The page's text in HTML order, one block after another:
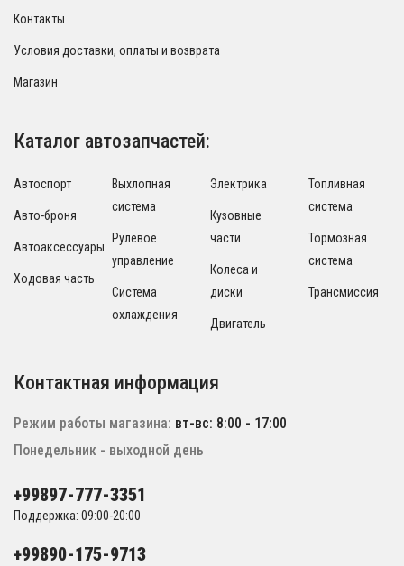
Контакты
Условия доставки, оплаты и возврата
Магазин
Каталог автозапчастей:
Автоспорт
Авто-броня
Автоаксессуары
Ходовая часть
Выхлопная
система
Рулевое
управление
Система
охлаждения
Электрика
Кузовные
части
Колеса и
диски
Двигатель
Топливная
система
Тормозная
система
Трансмиссия
Контактная информация
Режим работы магазина: вт-вс: 8:00 - 17:00
Понедельник - выходной день
+99897-777-3351
Поддержка: 09:00-20:00
+99890-175-9713